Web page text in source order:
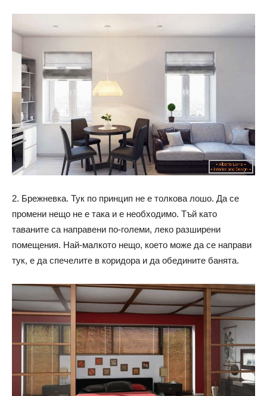
2. Брежневка. Тук по принцип не е толкова лошо. Да се ​​
промени нещо не е така и е необходимо. Тъй като
таваните са направени по-големи, леко разширени
помещения. Най-малкото нещо, което може да се направи
тук, е да спечелите в коридора и да обедините банята.